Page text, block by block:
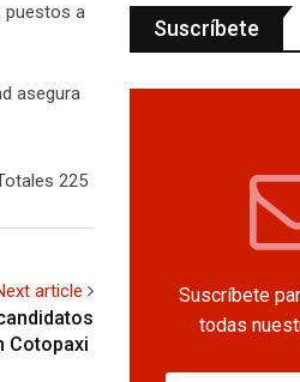
puestos a
asegura
225
article
Cotopaxi
Suscríbete
Suscríbete
todas